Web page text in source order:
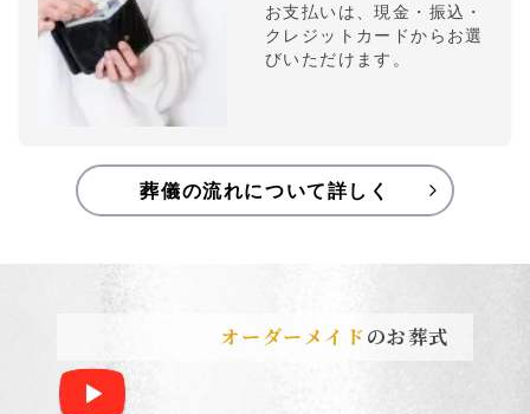
お支払いは、現金・振込・
クレジットカードからお選
びいただけます。
葬儀の流れについて詳しく
オーダーメイド のお葬式